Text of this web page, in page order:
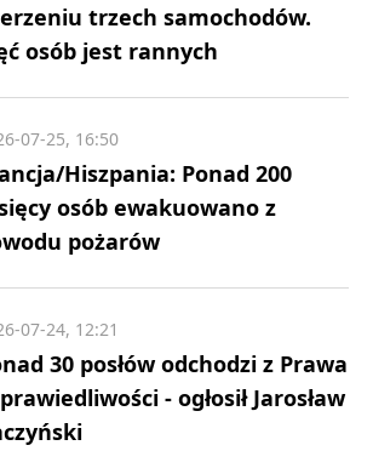
trzech samochodów.
osób jest rannych
Hiszpania: Ponad 200
osób ewakuowano z
pożarów
07-25, 16:50
30 posłów odchodzi z Prawa
- ogłosił Jarosław
07-24, 12:21